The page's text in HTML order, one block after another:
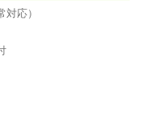
応）